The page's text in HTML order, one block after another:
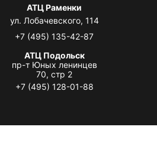
АТЦ Раменки
ул. Лобачевского, 114
+7 (495) 135-42-87
АТЦ Подольск
пр-т Юных ленинцев
70, стр 2
+7 (495) 128-01-88